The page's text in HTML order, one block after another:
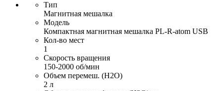
Тип
Магнитная мешалка
Модель
Компактная магнитная мешалка PL-R-atom USB
Кол-во мест
1
Скорость вращения
150-2000 об/мин
Объем перемеш. (H2O)
2 л